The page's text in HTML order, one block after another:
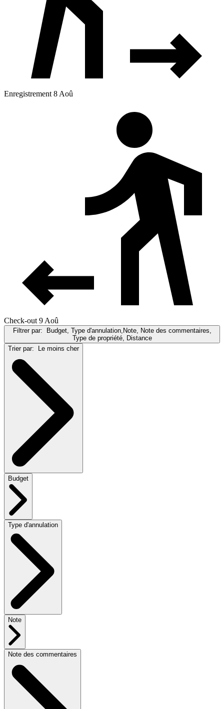
Enregistrement 8 Aoû
Check-out 9 Aoû
Filtrer par: Budget, Type d'annulation,Note, Note des commentaires,
Type de propriété, Distance
Trier par: Le moins cher
Budget
Type d'annulation
Note
Note des commentaires